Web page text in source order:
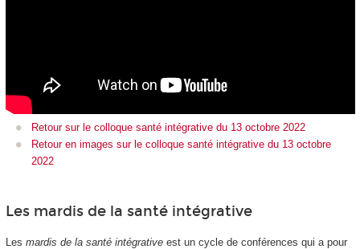
Retour sur le colloque santé intégrative du 13 octobre 2022
Retour en images sur le colloque santé intégrative du 13 octobre
2022
Les mardis de la santé intégrative
Les mardis de la santé intégrative est un cycle de conférences qui a pour